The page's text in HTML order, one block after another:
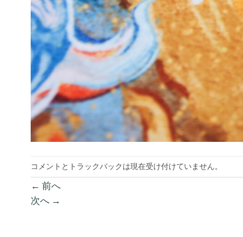
コメントとトラックバックは現在受け付けていません。
← 前へ
次へ →